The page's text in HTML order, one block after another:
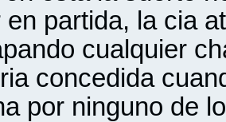
en partida, la cia
cualquier
concedida
por ninguno de